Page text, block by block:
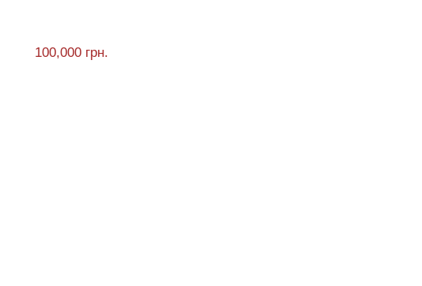
100,000 грн.